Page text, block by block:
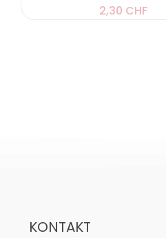
2,30 CHF
KONTAKT